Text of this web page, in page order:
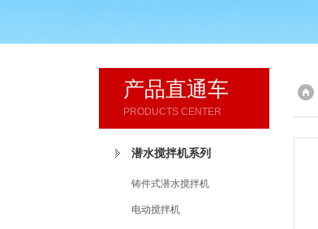
产品直通车
PRODUCTS CENTER
潜水搅拌机系列
铸件式潜水搅拌机
电动搅拌机